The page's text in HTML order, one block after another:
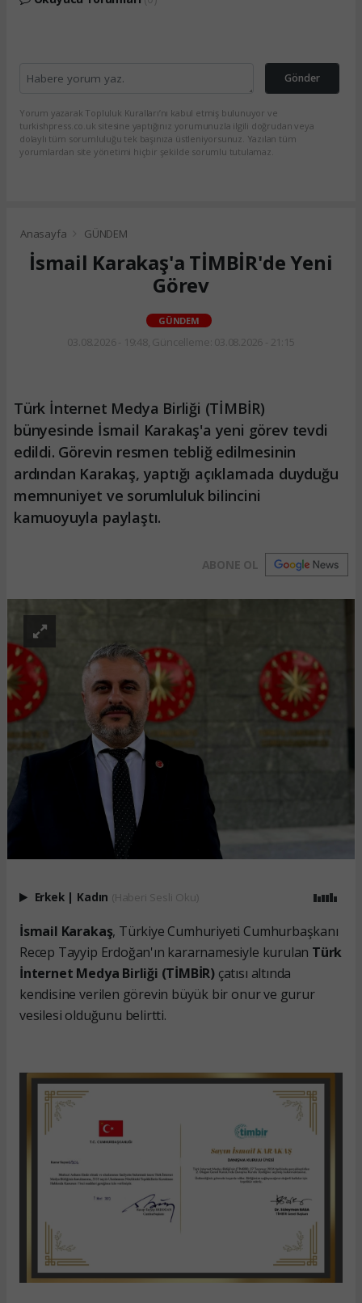
Gönder
Yorum yazarak Topluluk Kuralları’nı kabul etmiş bulunuyor ve
turkishpress.co.uk sitesine yaptığınız yorumunuzla ilgili doğrudan veya
dolaylı tüm sorumluluğu tek başınıza üstleniyorsunuz. Yazılan tüm
yorumlardan site yönetimi hiçbir şekilde sorumlu tutulamaz.
Anasayfa GÜNDEM
İsmail Karakaş'a TİMBİR'de Yeni
Görev
GÜNDEM
03.08.2026 - 19:48, Güncelleme: 03.08.2026 - 21:15
Türk İnternet Medya Birliği (TİMBİR)
bünyesinde İsmail Karakaş'a yeni görev tevdi
edildi. Görevin resmen tebliğ edilmesinin
ardından Karakaş, yaptığı açıklamada duyduğu
memnuniyet ve sorumluluk bilincini
kamuoyuyla paylaştı.
ABONE OL
Erkek | Kadın (Haberi Sesli Oku)
İsmail Karakaş, Türkiye Cumhuriyeti Cumhurbaşkanı
Recep Tayyip Erdoğan'ın kararnamesiyle kurulan Türk
İnternet Medya Birliği (TİMBİR) çatısı altında
kendisine verilen görevin büyük bir onur ve gurur
vesilesi olduğunu belirtti.